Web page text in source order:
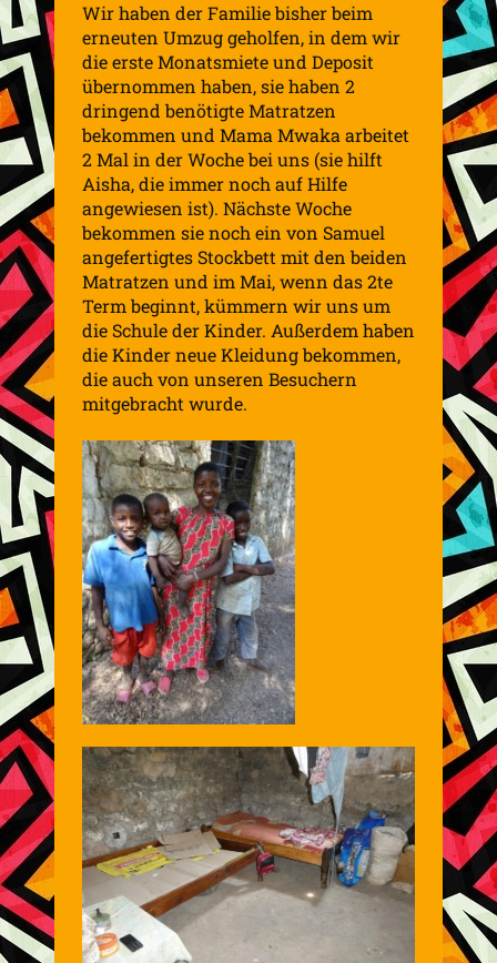
Wir haben der Familie bisher beim
erneuten Umzug geholfen, in dem wir
die erste Monatsmiete und Deposit
übernommen haben, sie haben 2
dringend benötigte Matratzen
bekommen und Mama Mwaka arbeitet
2 Mal in der Woche bei uns (sie hilft
Aisha, die immer noch auf Hilfe
angewiesen ist). Nächste Woche
bekommen sie noch ein von Samuel
angefertigtes Stockbett mit den beiden
Matratzen und im Mai, wenn das 2te
Term beginnt, kümmern wir uns um
die Schule der Kinder. Außerdem haben
die Kinder neue Kleidung bekommen,
die auch von unseren Besuchern
mitgebracht wurde.